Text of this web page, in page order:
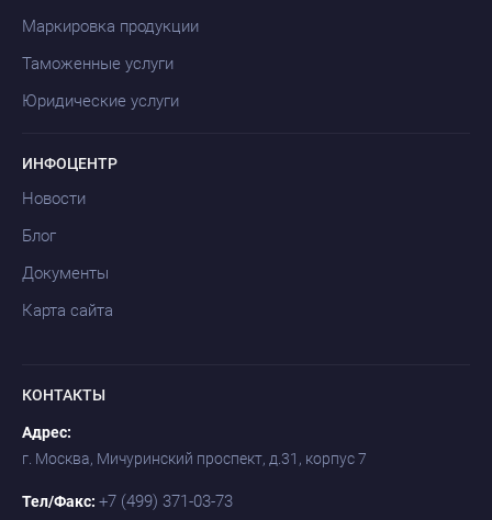
Маркировка продукции
Таможенные услуги
Юридические услуги
ИНФОЦЕНТР
Новости
Блог
Документы
Карта сайта
КОНТАКТЫ
Адрес:
г. Москва, Мичуринский проспект, д.31, корпус 7
Тел/Факс: +7 (499) 371-03-73